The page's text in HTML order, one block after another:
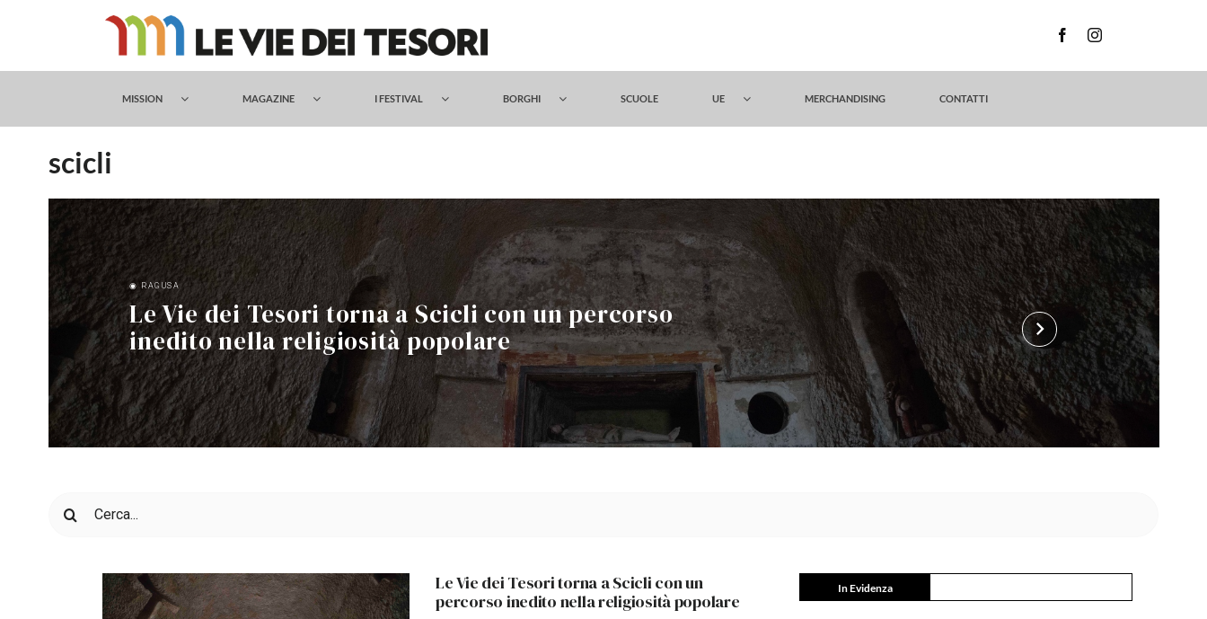
MISSION MAGAZINE I FESTIVAL BORGHI SCUOLE UE MERCHANDISING CONTATTI
scicli
◉ RAGUSA
Le Vie dei Tesori torna a Scicli con un percorso
inedito nella religiosità popolare
keyboard_arrow_right
per:
Le Vie dei Tesori torna a Scicli con un
percorso inedito nella religiosità popolare
In Evidenza